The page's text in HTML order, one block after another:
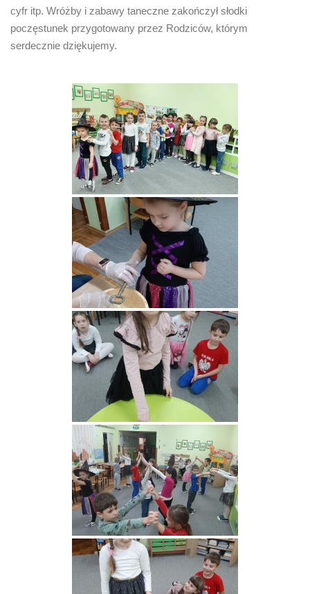
cyfr itp. Wróżby i zabawy taneczne zakończył słodki
poczęstunek przygotowany przez Rodziców, którym
serdecznie dziękujemy.